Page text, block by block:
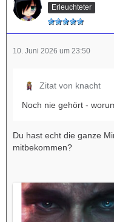
Erleuchteter
10. Juni 2026 um 23:50
Zitat von knacht
Noch nie gehört -
Du hast echt die ganze
mitbekommen?